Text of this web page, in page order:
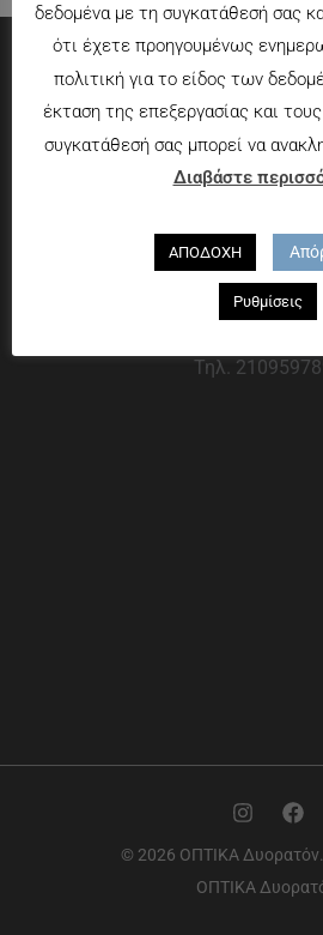
Τρόποι
Τρόποι
Που θα μας
Χαροκόπου 13-15,
Τηλ.
© 2026 ΟΠΤΙΚΑ
ΟΠΤΙΚΑ
δεδομένα με τη συγκατάθεσή σας
ότι έχετε προηγουμένως
πολιτική για το είδος των
έκταση της επεξεργασίας και
συγκατάθεσή σας μπορεί να
Διαβάστε
ΑΠΟΔΟΧΗ
Ρυθμίσεις